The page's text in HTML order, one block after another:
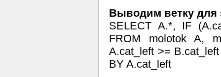
Выводим ветку для
SELECT A.*, IF
FROM molotok A,
A.cat_left >=
BY A.cat_left